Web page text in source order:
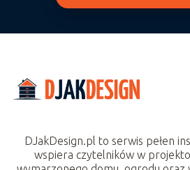
DJakDesign.pl to serwis pełen
wspiera czytelników w